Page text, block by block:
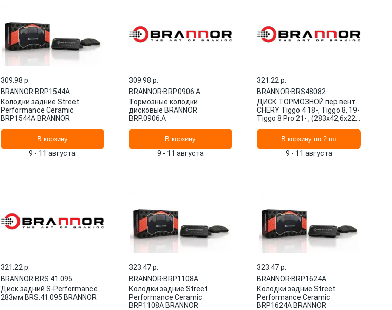
309.98 p.
BRANNOR·BRP1544A
Колодки задние Street
Performance Ceramic
BRP1544A BRANNOR
В корзину
9 - 11 августа
309.98 p.
BRANNOR·BRP.0906.A
Тормозные колодки
дисковые BRANNOR
BRP.0906.A
В корзину
9 - 11 августа
321.22 p.
BRANNOR·BRS48082
ДИСК ТОРМОЗНОЙ пер вент.
CHERY Tiggo 4 18-, Tiggo 8, 19-
Tiggo 8 Pro 21- , (283x42,6x22,
BRANNORВ корзину по 2 шт
9 - 11 августа
321.22 p.
BRANNOR·BRS.41.095
Диск задний S-Performance
283мм BRS.41.095 BRANNOR
323.47 p.
BRANNOR·BRP1108A
Колодки задние Street
Performance Ceramic
BRP1108A BRANNOR
323.47 p.
BRANNOR·BRP1624A
Колодки задние Street
Performance Ceramic
BRP1624A BRANNOR